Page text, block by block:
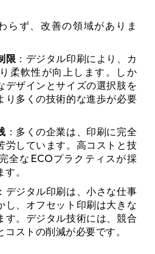
らず、改善の領域がありま
限 ：デジタル印刷により、カ
柔軟性が向上します。しか
デザインとサイズの選択肢を
り多くの技術的な進歩が必要
：多くの企業は、印刷に完全
労しています。高コストと技
全なECOプラクティスが採
。
：デジタル印刷は、小さな仕事
し、オフセット印刷は大きな
す。デジタル技術には、競合
ストの削減が必要です。